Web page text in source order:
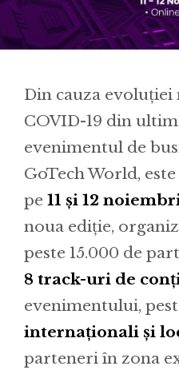
Din cauza
COVID-19 din
evenimentul de
GoTech World,
pe 11 și 12
noua ediție,
peste 15.000 de
8 track-uri de
evenimentului,
internaționali și
parteneri în zona